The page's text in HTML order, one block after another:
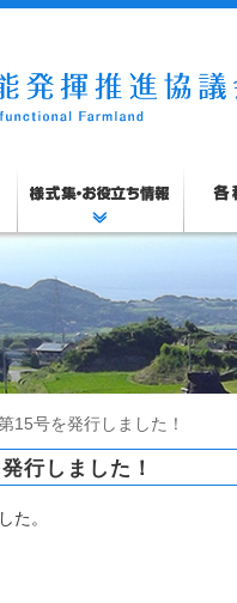
15号を発行しました！
行しました！
た。